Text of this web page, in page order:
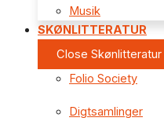
Musik
SKØNLITTERATUR
Close Skønlitteratur
Folio Society
Digtsamlinger